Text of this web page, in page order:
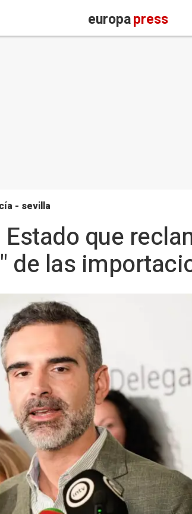
europapress
- sevilla
que
de las